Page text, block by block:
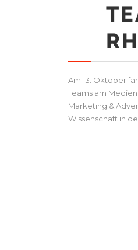
Am 13. Oktober
Teams am
Marketing &
Wissenschaft in